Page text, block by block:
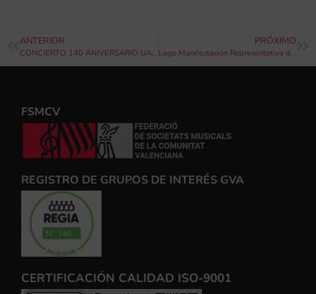
ANTERIOR
CONCIERTO 140 ANIVERSARIO UAM DE NAVAJAS
PRÓXIMO
Logo Manifestación Representativa del Patrimonio Cultural Inmaterial para la Sociedades Musicales
FSMCV
REGISTRO DE GRUPOS DE INTERÉS GVA
CERTIFICACIÓN CALIDAD ISO-9001